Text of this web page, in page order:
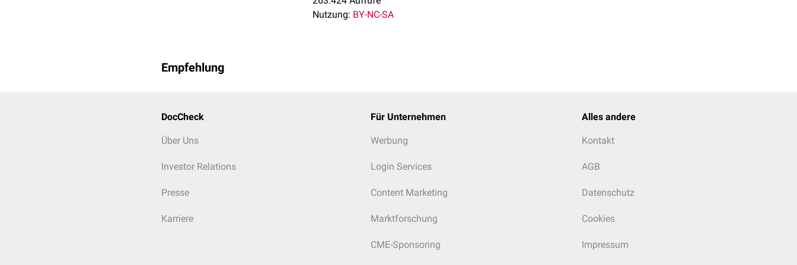
Nach der Geburt wird die Plazenta als " Nachgeburt" aus dem Uterus ausgestoßen.
Nutzung: BY-NC-SA
Empfehlung
DocCheck
Über Uns
Investor Relations
Presse
Karriere
Für Unternehmen
Werbung
Login Services
Content Marketing
Marktforschung
CME-Sponsoring
Alles andere
Kontakt
AGB
Datenschutz
Cookies
Impressum